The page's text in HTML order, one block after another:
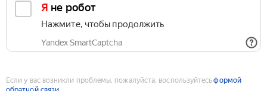
Я не робот
Нажмите, чтобы продолжить
Yandex SmartCaptcha
Если у вас возникли проблемы, пожалуйста, воспользуйтесьформой